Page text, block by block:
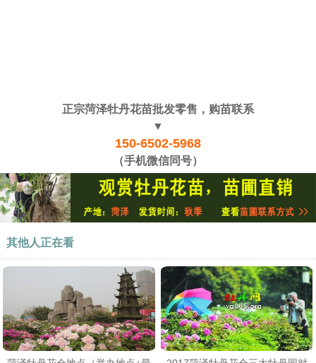
正宗菏泽牡丹花苗批发零售，购苗联系
▼
150-6502-5968
（手机微信同号）
其他人正在看